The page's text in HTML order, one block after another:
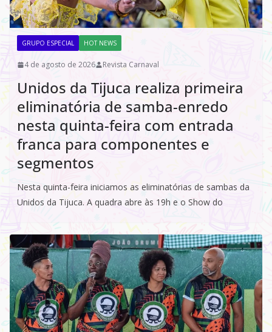
GRUPO ESPECIAL HOT NEWS
4 de agosto de 2026 Revista Carnaval
Unidos da Tijuca realiza primeira
eliminatória de samba-enredo
nesta quinta-feira com entrada
franca para componentes e
segmentos
Nesta quinta-feira iniciamos as eliminatórias de sambas da
Unidos da Tijuca. A quadra abre às 19h e o Show do